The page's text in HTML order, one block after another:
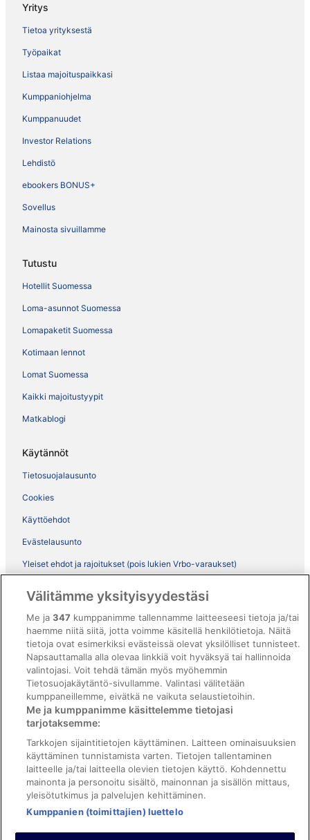
Yritys
Tietoa yrityksestä
Työpaikat
Listaa majoituspaikkasi
Kumppaniohjelma
Kumppanuudet
Investor Relations
Lehdistö
ebookers BONUS+
Sovellus
Mainosta sivuillamme
Tutustu
Hotellit Suomessa
Loma-asunnot Suomessa
Lomapaketit Suomessa
Kotimaan lennot
Lomat Suomessa
Kaikki majoitustyypit
Matkablogi
Käytännöt
Tietosuojalausunto
Cookies
Käyttöehdot
Evästelausunto
Yleiset ehdot ja rajoitukset (pois lukien Vrbo-varaukset)
ebookers BONUS+ -ohjelman ehdot
Oikeudelliset tiedot / ota meihin yhteyttä
Sisältövaatimukset ja ilmoituksen tekeminen sisällöstä
Tuki
Ota yhteyttä
Varauksen muuttaminen tai peruuttaminen
Varaa lento lentoyhtiön hyvityskupongeilla
Hyvityksen hakeminen ja aikarajat
Välitämme yksityisyydestäsi
Me ja347 kumppanimme tallennamme laitteeseesi tietoja ja/tai
haemme niitä siitä, jotta voimme käsitellä henkilötietoja. Näitä
tietoja ovat esimerkiksi evästeissä olevat yksilölliset tunnisteet.
Napsauttamalla alla olevaa linkkiä voit hyväksyä tai hallinnoida
valintojasi. Voit tehdä tämän myös myöhemmin
Tietosuojakäytäntö-sivullamme. Valintasi välitetään
kumppaneillemme, eivätkä ne vaikuta selaustietoihin.
Me ja kumppanimme käsittelemme tietojasi
tarjotaksemme:
Tarkkojen sijaintitietojen käyttäminen. Laitteen ominaisuuksien
käyttäminen tunnistamista varten. Tietojen tallentaminen
laitteelle ja/tai laitteella olevien tietojen käyttö. Kohdennettu
mainonta ja personoitu sisältö, mainonnan ja sisällön mittaus,
yleisötutkimus ja palvelujen kehittäminen.
Kumppanien (toimittajien) luettelo